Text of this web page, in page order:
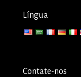
Língua
Contate-nos